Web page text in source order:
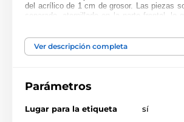
del acrílico de 1 cm de grosor. Las piezas
separado, atornillado en la parte frontal, lo
que prefiera: oro, plata o bronce.
Ver descripción completa
Parámetros
Lugar para la etiqueta sí